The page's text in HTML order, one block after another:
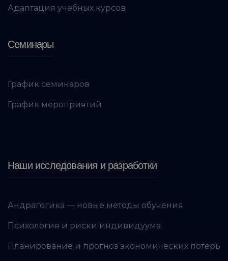
Адаптация учебных курсов
Семинары
График семинаров
График мероприятий
Наши исследования и разработки
Андрагогика — новые методы обучения
Психология и риски индивидуума
Планирование и прогноз экономических потерь